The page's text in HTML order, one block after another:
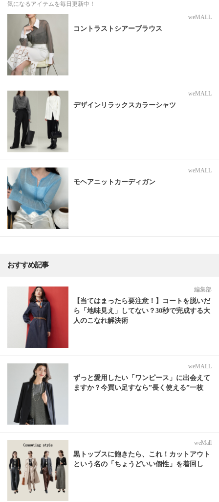
気になるアイテムを毎日更新中！
weMALL
コントラストシアーブラウス
weMALL
デザインリラックスカラーシャツ
weMALL
モヘアニットカーディガン
おすすめ記事
編集部
【当てはまったら要注意！】コートを脱いだ
ら「地味見え」してない？30秒で完成する大
人のこなれ解決術
weMALL
ずっと愛用したい「ワンピース」に出会えて
ますか？今買い足すなら”長く使える”一枚
weMall
黒トップスに飽きたら、これ！カットアウト
という名の「ちょうどいい個性」を着回し